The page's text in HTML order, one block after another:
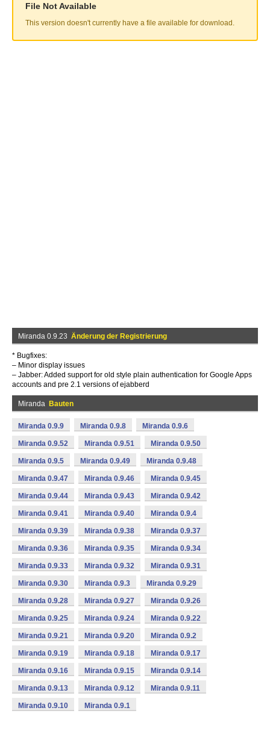
File Not Available
This version doesn't currently have a file available for download.
Miranda 0.9.23 Änderung der Registrierung
* Bugfixes:
– Minor display issues
– Jabber: Added support for old style plain authentication for Google Apps
accounts and pre 2.1 versions of ejabberd
Miranda Bauten
Miranda 0.9.9 Miranda 0.9.8 Miranda 0.9.6
Miranda 0.9.52 Miranda 0.9.51 Miranda 0.9.50
Miranda 0.9.5 Miranda 0.9.49 Miranda 0.9.48
Miranda 0.9.47 Miranda 0.9.46 Miranda 0.9.45
Miranda 0.9.44 Miranda 0.9.43 Miranda 0.9.42
Miranda 0.9.41 Miranda 0.9.40 Miranda 0.9.4
Miranda 0.9.39 Miranda 0.9.38 Miranda 0.9.37
Miranda 0.9.36 Miranda 0.9.35 Miranda 0.9.34
Miranda 0.9.33 Miranda 0.9.32 Miranda 0.9.31
Miranda 0.9.30 Miranda 0.9.3 Miranda 0.9.29
Miranda 0.9.28 Miranda 0.9.27 Miranda 0.9.26
Miranda 0.9.25 Miranda 0.9.24 Miranda 0.9.22
Miranda 0.9.21 Miranda 0.9.20 Miranda 0.9.2
Miranda 0.9.19 Miranda 0.9.18 Miranda 0.9.17
Miranda 0.9.16 Miranda 0.9.15 Miranda 0.9.14
Miranda 0.9.13 Miranda 0.9.12 Miranda 0.9.11
Miranda 0.9.10 Miranda 0.9.1